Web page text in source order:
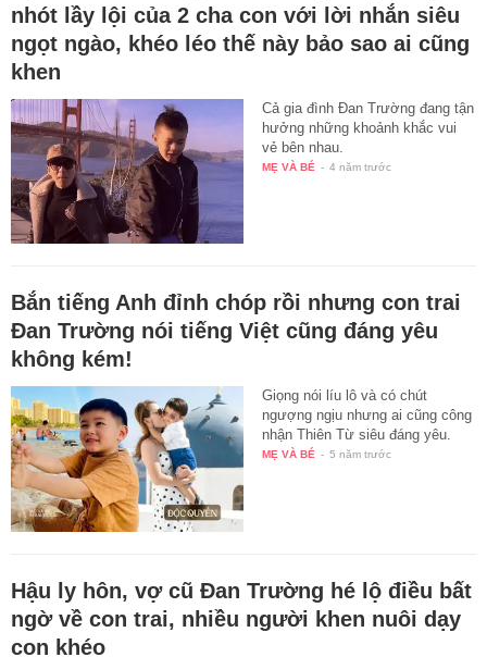
nhót lầy lội của 2 cha con với lời nhắn siêu
ngọt ngào, khéo léo thế này bảo sao ai cũng
khen
Cả gia đình Đan Trường đang tận
hưởng những khoảnh khắc vui
vẻ bên nhau.
MẸ VÀ BÉ - 4 năm trước
Bắn tiếng Anh đỉnh chóp rồi nhưng con trai
Đan Trường nói tiếng Việt cũng đáng yêu
không kém!
Giọng nói líu lô và có chút
ngượng ngịu nhưng ai cũng công
nhận Thiên Từ siêu đáng yêu.
MẸ VÀ BÉ - 5 năm trước
Hậu ly hôn, vợ cũ Đan Trường hé lộ điều bất
ngờ về con trai, nhiều người khen nuôi dạy
con khéo